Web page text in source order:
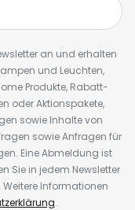
an und erhalten
und Leuchten,
Produkte, Rabatt-
oder Aktionspakete,
sowie Inhalte von
sowie Anfragen für
Eine Abmeldung ist
Sie in jedem Newsletter
Weitere Informationen
.